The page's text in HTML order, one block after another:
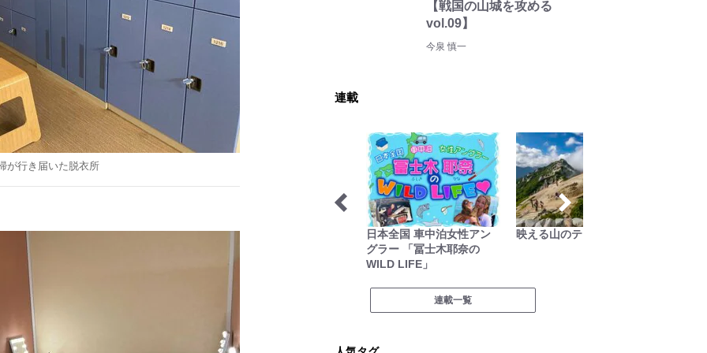
が行き届いた脱衣所
【戦国の山城を攻める
vol.09】
今泉 慎一
連載
山帰り、今日はどこでとと
ハイカー女子の一杯
日本全国 車中泊女性アン
グラー 「冨士木耶奈の
WILD LIFE」
映える山のテン場
連載一覧